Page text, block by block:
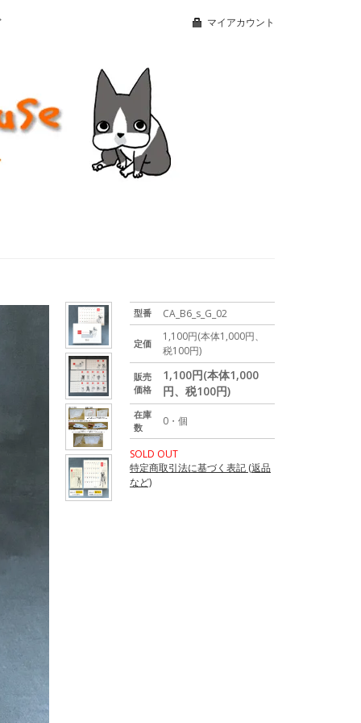
マイアカウント
型番 CA_B6_s_G_02
定価
1,100円(本体1,000円、
税100円)
販売
価格
1,100円(本体1,000
円、税100円)
在庫
数
0・個
SOLD OUT
特定商取引法に基づく表記 (返品
など)